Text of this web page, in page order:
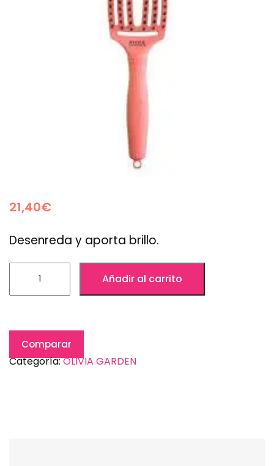
21,40€
Desenreda y aporta brillo.
Añadir al carrito
Comparar
Categoría:OLIVIA GARDEN